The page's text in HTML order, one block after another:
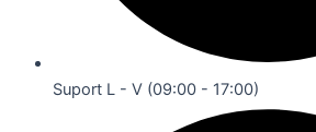
Suport L - V (09:00 - 17:00)